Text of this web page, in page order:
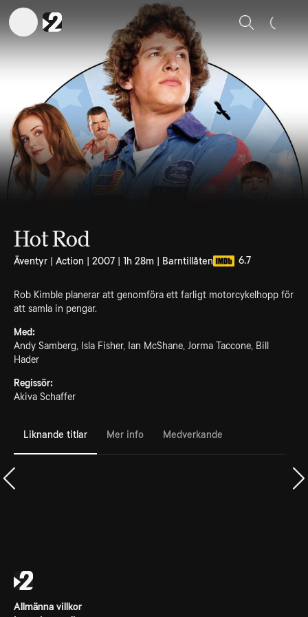
Sök
Hot Rod
Äventyr | Action | 2007 | 1h 28m | Barntillåten 6.7
Rob Kimble planerar att genomföra ett farligt motorcykelhopp för
att samla in pengar.
Med:
Andy Samberg, Isla Fisher, Ian McShane, Jorma Taccone, Bill
Hader
Regissör:
Akiva Schaffer
Liknande titlar Mer info Medverkande
Allmänna villkor